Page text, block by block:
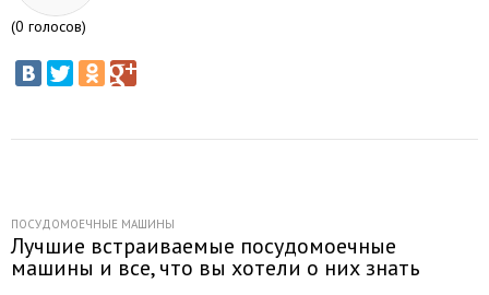
(0 голосов)
ПОСУДОМОЕЧНЫЕ МАШИНЫ
Лучшие встраиваемые посудомоечные
машины и все, что вы хотели о них знать